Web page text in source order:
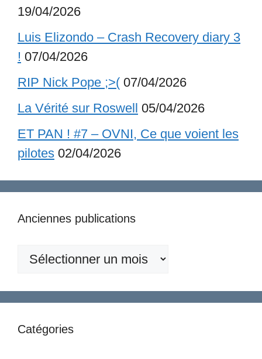
19/04/2026
Luis Elizondo – Crash Recovery diary 3
! 07/04/2026
RIP Nick Pope ;>( 07/04/2026
La Vérité sur Roswell 05/04/2026
ET PAN ! #7 – OVNI, Ce que voient les
pilotes 02/04/2026
Anciennes publications
Anciennes
Catégories